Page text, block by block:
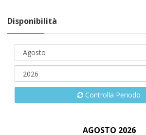
Disponibilità
Controlla Periodo
AGOSTO 2026